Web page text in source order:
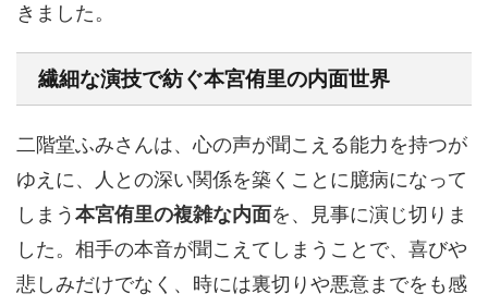
きました。
繊細な演技で紡ぐ本宮侑里の内面世界
二階堂ふみさんは、心の声が聞こえる能力を持つが
ゆえに、人との深い関係を築くことに臆病になって
しまう本宮侑里の複雑な内面を、見事に演じ切りま
した。相手の本音が聞こえてしまうことで、喜びや
悲しみだけでなく、時には裏切りや悪意までをも感